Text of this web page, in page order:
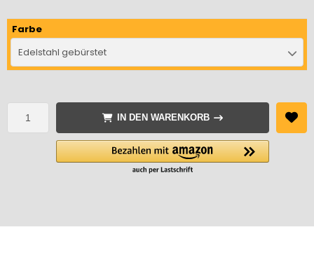
Farbe
Edelstahl gebürstet
IN DEN WARENKORB